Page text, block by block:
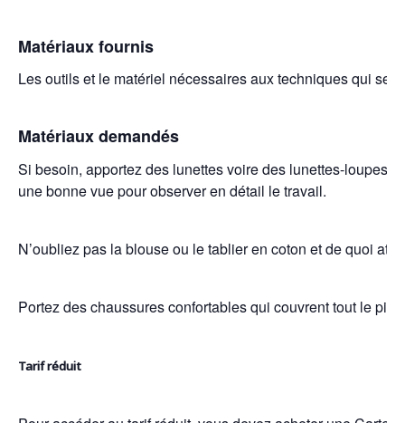
Matériaux fournis
Les outils et le matériel nécessaires aux techniques qui
Matériaux demandés
Si besoin, apportez des lunettes voire des lunettes-loupes
une bonne vue pour observer en détail le travail.
N’oubliez pas la blouse ou le tablier en coton et de quoi
Portez des chaussures confortables qui couvrent tout le
Tarif réduit